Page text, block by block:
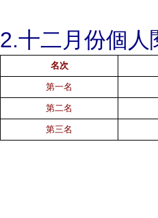
2.十二月份個人
名次
第一名
第二名
第三名